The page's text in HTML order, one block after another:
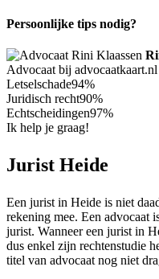
Persoonlijke tips nodig?
Advocaat bij advocaatkaart.nl
Letselschade94%
Juridisch recht90%
Echtscheidingen97%
Ik help je graag!
Jurist Heide
Een jurist in Heide is niet
rekening mee. Een advocaat
jurist. Wanneer een jurist in
dus enkel zijn rechtenstudie
titel van advocaat nog niet